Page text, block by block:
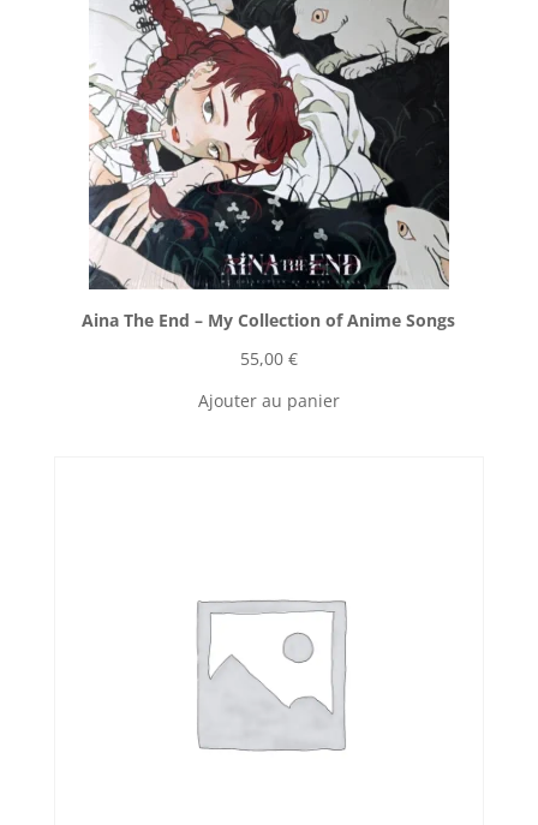
Aina The End ‎– My Collection of Anime Songs
55,00 €
Ajouter au panier